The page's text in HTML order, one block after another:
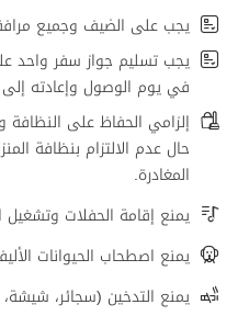
يجب على الضيف وجميع
يجب تسليم جواز سفر واحد
في يوم الوصول وإعادته
إلزامي الحفاظ على
حال عدم الالتزام بنظافة
المغادرة.
يمنع إقامة الحفلات
يمنع اصطحاب الحيوانات
يمنع التدخين (سجائر،